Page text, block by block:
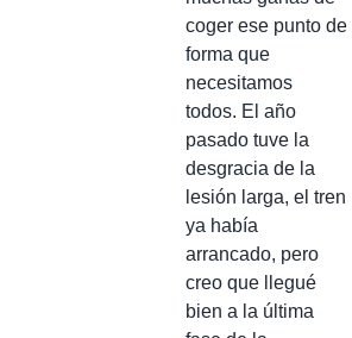
coger ese punto de
forma que
necesitamos
todos. El año
pasado tuve la
desgracia de la
lesión larga, el tren
ya había
arrancado, pero
creo que llegué
bien a la última